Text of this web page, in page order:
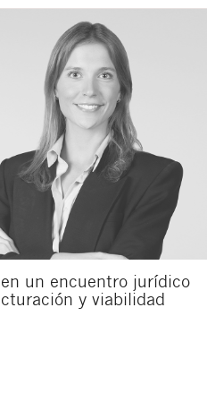
un encuentro jurídico
y viabilidad